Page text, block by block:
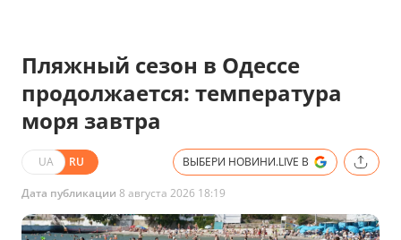
Пляжный сезон в Одессе
продолжается: температура
моря завтра
UA RU ВЫБЕРИ НОВИНИ.LIVE В
Дата публикации 8 августа 2026 18:19